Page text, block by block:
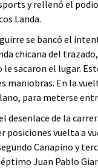
y rellenó el
Landa.
se bancó el
chicana del
sacaron el lugar.
maniobras. En la
para meterse
desenlace de la
posiciones vuelta a
Canapino y
Juan Pablo